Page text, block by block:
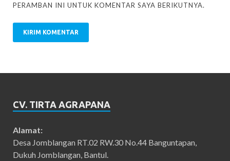
PERAMBAN INI UNTUK KOMENTAR SAYA BERIKUTNYA.
CV. TIRTA AGRAPANA
Alamat:
Desa Jomblangan RT.02 RW.30 No.44 Banguntapan,
Dukuh Jomblangan, Bantul.